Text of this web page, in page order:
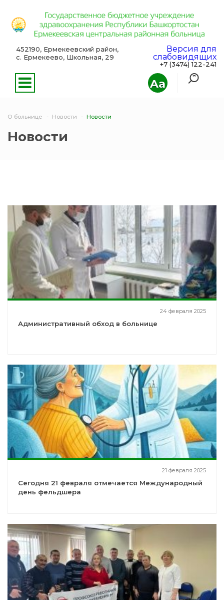
Aa
452190, Ермекеевский район,
с. Ермекеево, Школьная, 29
Версия для
слабовидящих
+7 (3474) 122-241
О больнице Новости Новости
Новости
24 февраля 2025
Административный обход в больнице
21 февраля 2025
Сегодня 21 февраля отмечается Международный
день фельдшера